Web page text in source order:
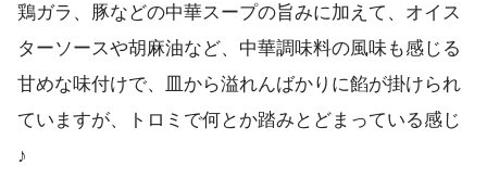
鶏ガラ、豚などの中華スープの旨みに加えて、オイス
ターソースや胡麻油など、中華調味料の風味も感じる
甘めな味付けで、皿から溢れんばかりに餡が掛けられ
ていますが、トロミで何とか踏みとどまっている感じ
♪